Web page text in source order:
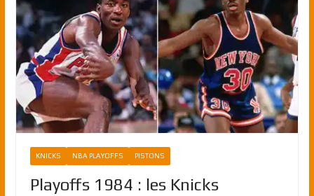
KNICKS NBA PLAYOFFS PISTONS
Playoffs 1984 : les Knicks